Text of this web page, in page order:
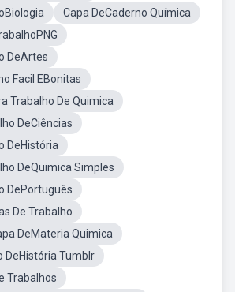
Capa DeCaderno Química
DeArtes
Facil EBonitas
Trabalho De Quimica
DeCiências
DeHistória
DeQuimica Simples
DePortuguês
De Trabalho
DeMateria Quimica
DeHistória Tumblr
Trabalhos